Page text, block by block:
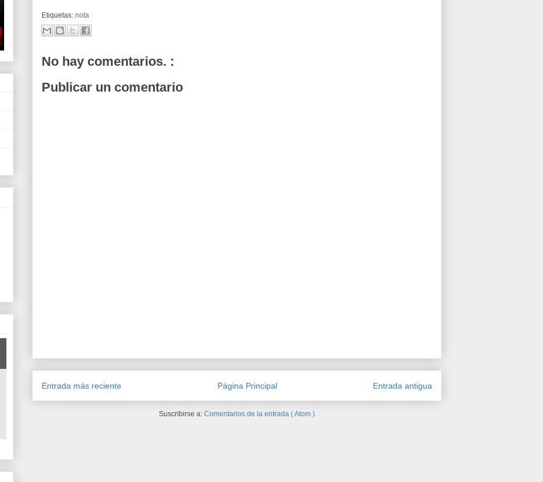
Etiquetas: nota
No hay comentarios. :
Publicar un comentario
Entrada más reciente Entrada antigua
Página Principal
Suscribirse a: Comentarios de la entrada ( Atom )